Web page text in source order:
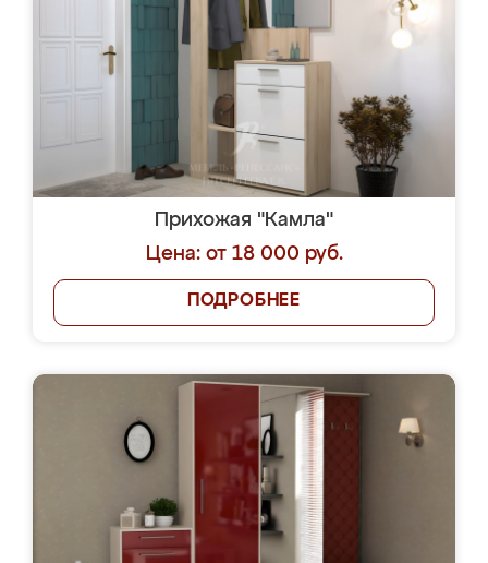
Прихожая "Камла"
Цена: от 18 000 руб.
ПОДРОБНЕЕ